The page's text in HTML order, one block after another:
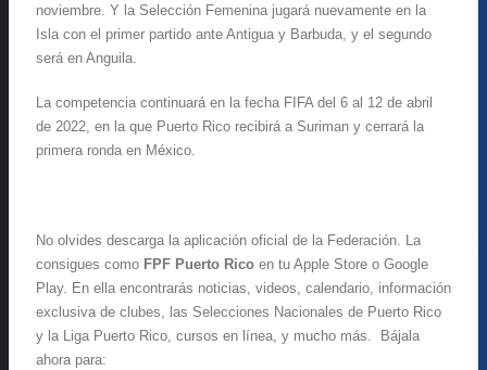
noviembre. Y la Selección Femenina jugará nuevamente en la
Isla con el primer partido ante Antigua y Barbuda, y el segundo
será en Anguila.
La competencia continuará en la fecha FIFA del 6 al 12 de abril
de 2022, en la que Puerto Rico recibirá a Suriman y cerrará la
primera ronda en México.
No olvides descarga la aplicación oficial de la Federación. La
consigues como FPF Puerto Rico en tu Apple Store o Google
Play. En ella encontrarás noticias, videos, calendario, información
exclusiva de clubes, las Selecciones Nacionales de Puerto Rico
y la Liga Puerto Rico, cursos en línea, y mucho más. Bájala
ahora para: